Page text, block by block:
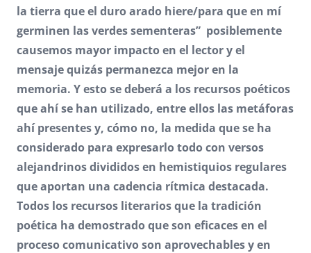
la tierra que el duro arado hiere/para que en mí
germinen las verdes sementeras” posiblemente
causemos mayor impacto en el lector y el
mensaje quizás permanezca mejor en la
memoria. Y esto se deberá a los recursos poéticos
que ahí se han utilizado, entre ellos las metáforas
ahí presentes y, cómo no, la medida que se ha
considerado para expresarlo todo con versos
alejandrinos divididos en hemistiquios regulares
que aportan una cadencia rítmica destacada.
Todos los recursos literarios que la tradición
poética ha demostrado que son eficaces en el
proceso comunicativo son aprovechables y en